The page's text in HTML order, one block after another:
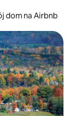
dom na Airbnb